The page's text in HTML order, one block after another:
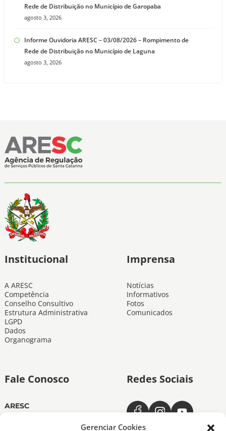
Gerenciar Cookies
Rede de Distribuição no Município de Garopaba
agosto 3, 2026
Informe Ouvidoria ARESC – 03/08/2026 – Rompimento de
Rede de Distribuição no Município de Laguna
agosto 3, 2026
Institucional
A ARESC
Competência
Conselho Consultivo
Estrutura Administrativa
LGPD
Dados
Organograma
Imprensa
Notícias
Informativos
Fotos
Comunicados
Fale Conosco
ARESC
Redes Sociais